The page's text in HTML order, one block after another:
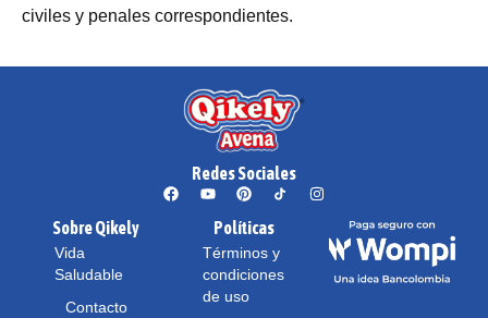
civiles y penales correspondientes.
Redes Sociales
Sobre Qikely
Vida
Saludable
Contacto
Políticas
Términos y
condiciones
de uso